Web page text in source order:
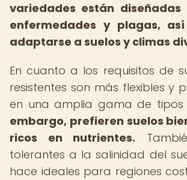
variedades están
enfermedades y plagas,
adaptarse a suelos y climas
En cuanto a los requisitos de
resistentes son más flexibles y
en una amplia gama de tipos
embargo, prefieren suelos
ricos en nutrientes.
tolerantes a la salinidad del
hace ideales para regiones